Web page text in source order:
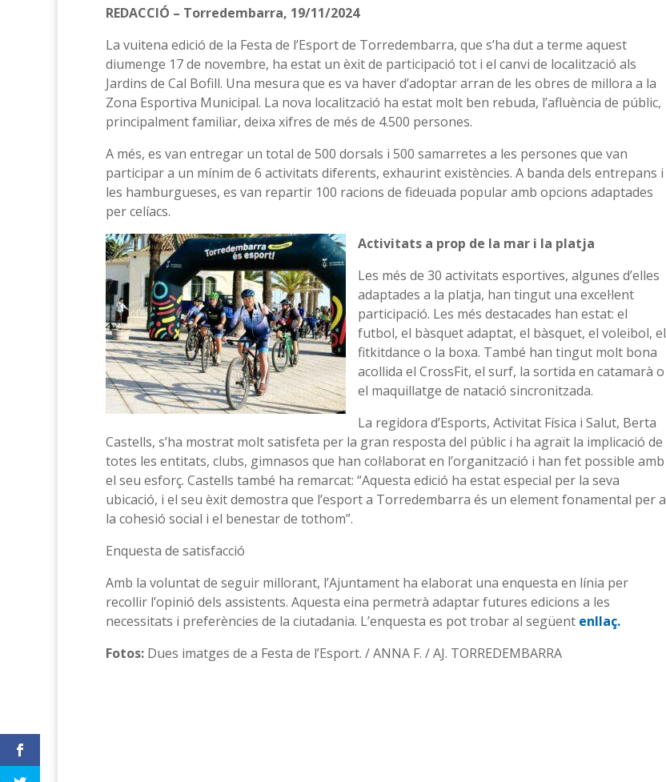
REDACCIÓ – Torredembarra, 19/11/2024
La vuitena edició de la Festa de l’Esport de Torredembarra, que s’ha dut a terme aquest
diumenge 17 de novembre, ha estat un èxit de participació tot i el canvi de localització als
Jardins de Cal Bofill. Una mesura que es va haver d’adoptar arran de les obres de millora a la
Zona Esportiva Municipal. La nova localització ha estat molt ben rebuda, l’afluència de públic,
principalment familiar, deixa xifres de més de 4.500 persones.
A més, es van entregar un total de 500 dorsals i 500 samarretes a les persones que van
participar a un mínim de 6 activitats diferents, exhaurint existències. A banda dels entrepans i
les hamburgueses, es van repartir 100 racions de fideuada popular amb opcions adaptades
per celíacs.
Activitats a prop de la mar i la platja
Les més de 30 activitats esportives, algunes d’elles
adaptades a la platja, han tingut una excel·lent
participació. Les més destacades han estat: el
futbol, el bàsquet adaptat, el bàsquet, el voleibol, el
fitkitdance o la boxa. També han tingut molt bona
acollida el CrossFit, el surf, la sortida en catamarà o
el maquillatge de natació sincronitzada.
La regidora d’Esports, Activitat Física i Salut, Berta
Castells, s’ha mostrat molt satisfeta per la gran resposta del públic i ha agraït la implicació de
totes les entitats, clubs, gimnasos que han col·laborat en l’organització i han fet possible amb
el seu esforç. Castells també ha remarcat: “Aquesta edició ha estat especial per la seva
ubicació, i el seu èxit demostra que l’esport a Torredembarra és un element fonamental per a
la cohesió social i el benestar de tothom”.
Enquesta de satisfacció
Amb la voluntat de seguir millorant, l’Ajuntament ha elaborat una enquesta en línia per
recollir l’opinió dels assistents. Aquesta eina permetrà adaptar futures edicions a les
necessitats i preferències de la ciutadania. L’enquesta es pot trobar al següent enllaç.
Fotos: Dues imatges de a Festa de l’Esport. / ANNA F. / AJ. TORREDEMBARRA